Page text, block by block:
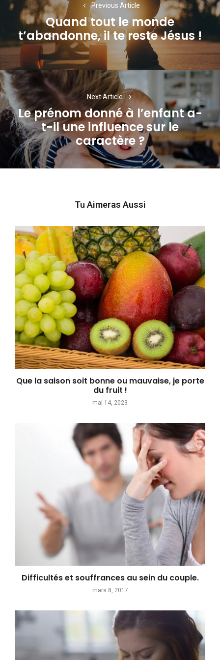
l’article
Previous Article
Previous
post:
Quand tout le monde
t’abandonne, il te reste Jésus !
Next Article
Next
post:
Le prénom donné à l’enfant a-
t-il une influence sur le
caractère ?
Tu Aimeras Aussi
Que la saison soit bonne ou mauvaise, je porte
du fruit !
mai 14, 2023
Difficultés et souffrances au sein du couple.
mars 8, 2017